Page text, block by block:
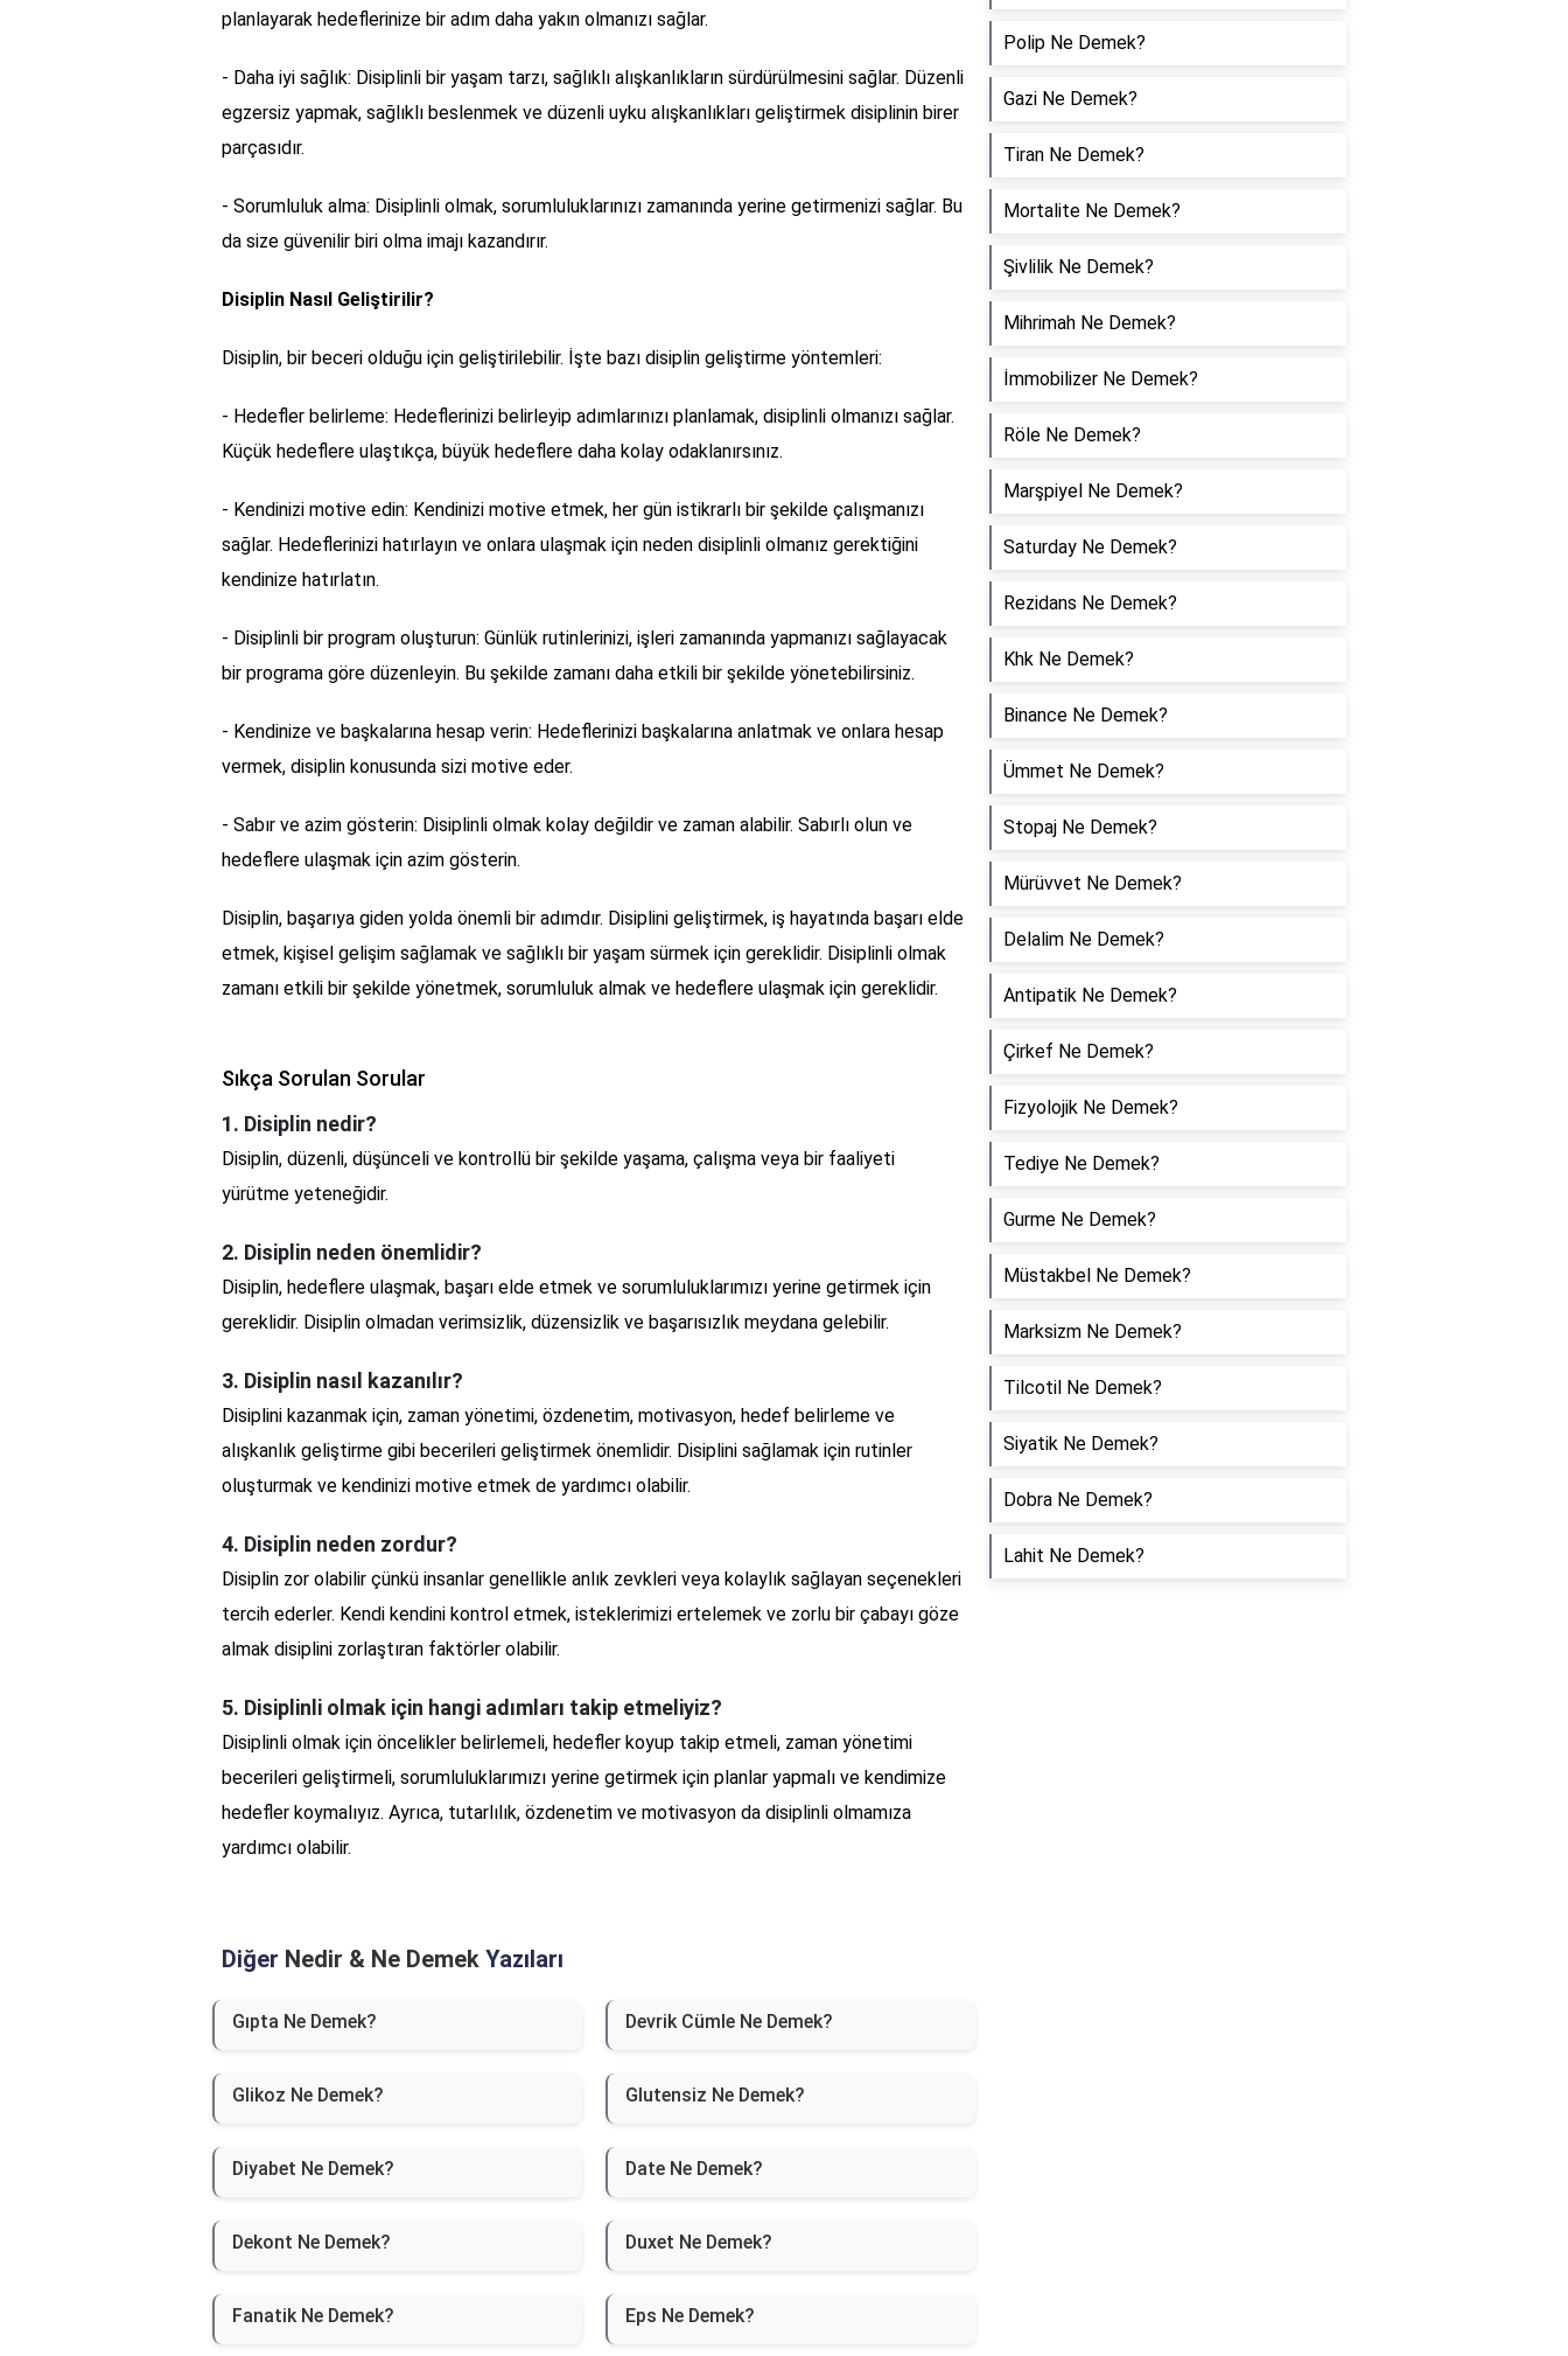
planlayarak hedeflerinize bir adım daha yakın olmanızı sağlar.
- Daha iyi sağlık: Disiplinli bir yaşam tarzı, sağlıklı alışkanlıkların sürdürülmesini sağlar. Düzenli
egzersiz yapmak, sağlıklı beslenmek ve düzenli uyku alışkanlıkları geliştirmek disiplinin birer
parçasıdır.
- Sorumluluk alma: Disiplinli olmak, sorumluluklarınızı zamanında yerine getirmenizi sağlar. Bu
da size güvenilir biri olma imajı kazandırır.
Disiplin Nasıl Geliştirilir?
Disiplin, bir beceri olduğu için geliştirilebilir. İşte bazı disiplin geliştirme yöntemleri:
- Hedefler belirleme: Hedeflerinizi belirleyip adımlarınızı planlamak, disiplinli olmanızı sağlar.
Küçük hedeflere ulaştıkça, büyük hedeflere daha kolay odaklanırsınız.
- Kendinizi motive edin: Kendinizi motive etmek, her gün istikrarlı bir şekilde çalışmanızı
sağlar. Hedeflerinizi hatırlayın ve onlara ulaşmak için neden disiplinli olmanız gerektiğini
kendinize hatırlatın.
- Disiplinli bir program oluşturun: Günlük rutinlerinizi, işleri zamanında yapmanızı sağlayacak
bir programa göre düzenleyin. Bu şekilde zamanı daha etkili bir şekilde yönetebilirsiniz.
- Kendinize ve başkalarına hesap verin: Hedeflerinizi başkalarına anlatmak ve onlara hesap
vermek, disiplin konusunda sizi motive eder.
- Sabır ve azim gösterin: Disiplinli olmak kolay değildir ve zaman alabilir. Sabırlı olun ve
hedeflere ulaşmak için azim gösterin.
Disiplin, başarıya giden yolda önemli bir adımdır. Disiplini geliştirmek, iş hayatında başarı elde
etmek, kişisel gelişim sağlamak ve sağlıklı bir yaşam sürmek için gereklidir. Disiplinli olmak
zamanı etkili bir şekilde yönetmek, sorumluluk almak ve hedeflere ulaşmak için gereklidir.
Sıkça Sorulan Sorular
1. Disiplin nedir?
Disiplin, düzenli, düşünceli ve kontrollü bir şekilde yaşama, çalışma veya bir faaliyeti
yürütme yeteneğidir.
2. Disiplin neden önemlidir?
Disiplin, hedeflere ulaşmak, başarı elde etmek ve sorumluluklarımızı yerine getirmek için
gereklidir. Disiplin olmadan verimsizlik, düzensizlik ve başarısızlık meydana gelebilir.
3. Disiplin nasıl kazanılır?
Disiplini kazanmak için, zaman yönetimi, özdenetim, motivasyon, hedef belirleme ve
alışkanlık geliştirme gibi becerileri geliştirmek önemlidir. Disiplini sağlamak için rutinler
oluşturmak ve kendinizi motive etmek de yardımcı olabilir.
4. Disiplin neden zordur?
Disiplin zor olabilir çünkü insanlar genellikle anlık zevkleri veya kolaylık sağlayan seçenekleri
tercih ederler. Kendi kendini kontrol etmek, isteklerimizi ertelemek ve zorlu bir çabayı göze
almak disiplini zorlaştıran faktörler olabilir.
5. Disiplinli olmak için hangi adımları takip etmeliyiz?
Disiplinli olmak için öncelikler belirlemeli, hedefler koyup takip etmeli, zaman yönetimi
becerileri geliştirmeli, sorumluluklarımızı yerine getirmek için planlar yapmalı ve kendimize
hedefler koymalıyız. Ayrıca, tutarlılık, özdenetim ve motivasyon da disiplinli olmamıza
yardımcı olabilir.
Diğer Nedir & Ne Demek Yazıları
Gıpta Ne Demek? Devrik Cümle Ne Demek?
Glikoz Ne Demek? Glutensiz Ne Demek?
Diyabet Ne Demek? Date Ne Demek?
Dekont Ne Demek? Duxet Ne Demek?
Fanatik Ne Demek? Eps Ne Demek?
Polip Ne Demek?
Gazi Ne Demek?
Tiran Ne Demek?
Mortalite Ne Demek?
Şivlilik Ne Demek?
Mihrimah Ne Demek?
İmmobilizer Ne Demek?
Röle Ne Demek?
Marşpiyel Ne Demek?
Saturday Ne Demek?
Rezidans Ne Demek?
Khk Ne Demek?
Binance Ne Demek?
Ümmet Ne Demek?
Stopaj Ne Demek?
Mürüvvet Ne Demek?
Delalim Ne Demek?
Antipatik Ne Demek?
Çirkef Ne Demek?
Fizyolojik Ne Demek?
Tediye Ne Demek?
Gurme Ne Demek?
Müstakbel Ne Demek?
Marksizm Ne Demek?
Tilcotil Ne Demek?
Siyatik Ne Demek?
Dobra Ne Demek?
Lahit Ne Demek?